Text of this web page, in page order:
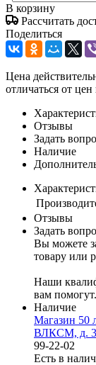
В корзину
Рассчитать
Поделиться
Цена
отличаться от
Отзывы
Задать
Наличие
Отзывы
Задать
Вы можете
товару или
Наши
вам помогут.
Наличие
Магазин 50
ВЛКСМ, д.
99-22-02
Есть в